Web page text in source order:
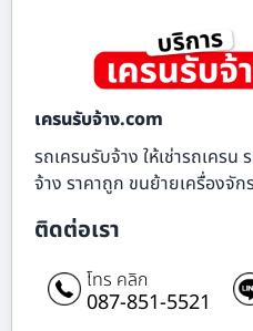
เครนรับจ้าง.com
รถเครนรับจ้าง ให้เช่ารถเคร
จ้าง ราคาถูก ขนย้ายเครื่องจั
ติดต่อเรา
โทร คลิก
087-851-5521